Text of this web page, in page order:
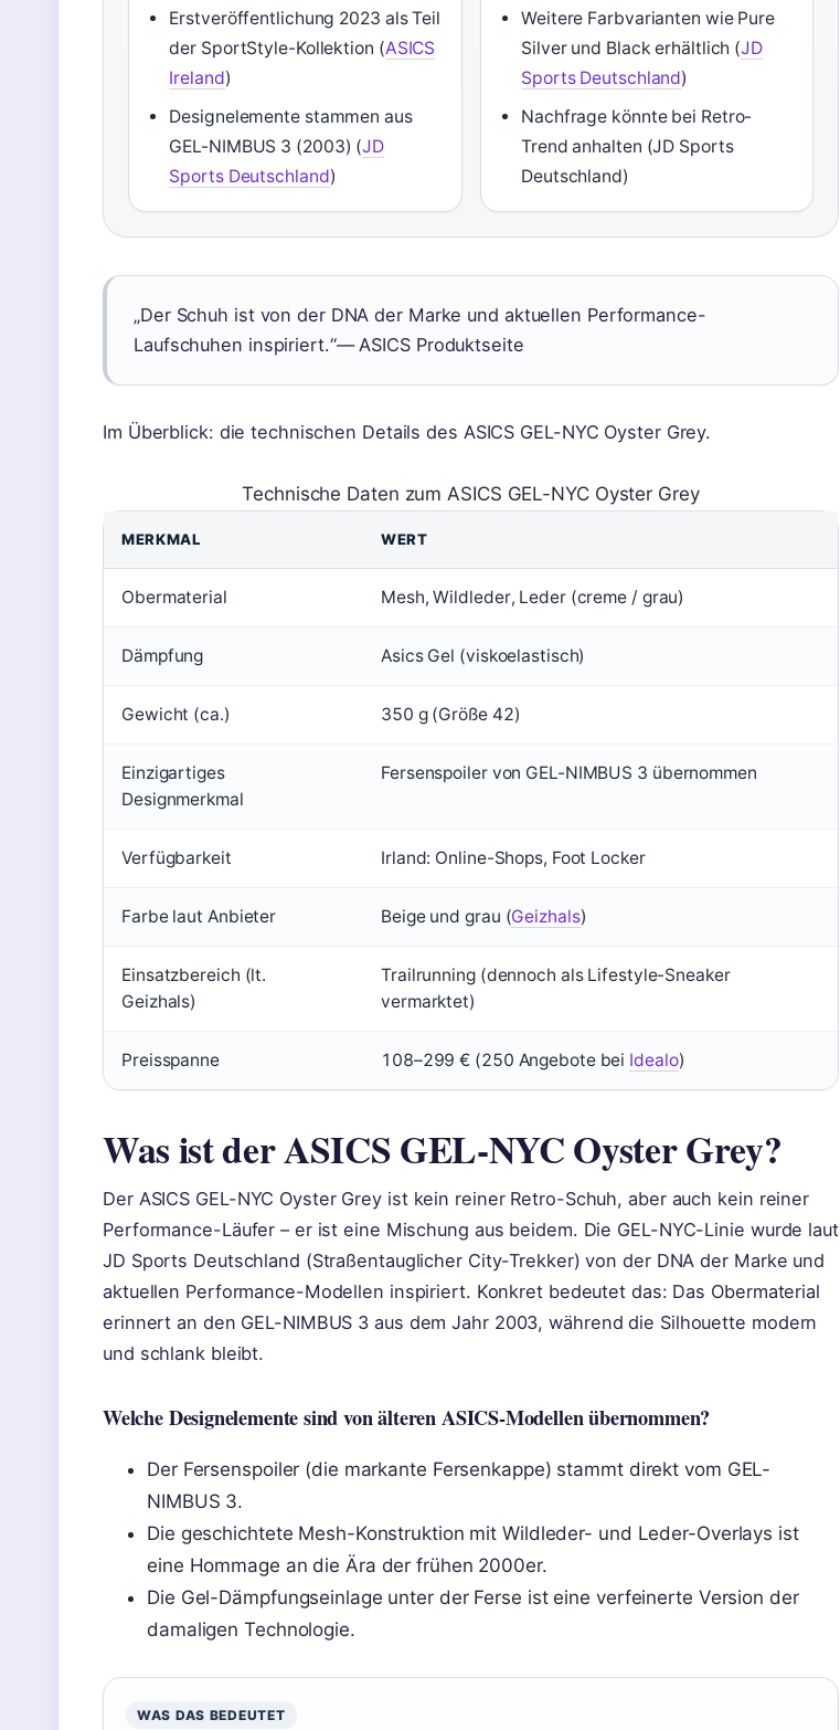
Erstveröffentlichung 2023 als Teil
der SportStyle-Kollektion (ASICS
Ireland)
Designelemente stammen aus
GEL-NIMBUS 3 (2003) (JD
Sports Deutschland)
Weitere Farbvarianten wie Pure
Silver und Black erhältlich (JD
Sports Deutschland)
Nachfrage könnte bei Retro-
Trend anhalten (JD Sports
Deutschland)
„Der Schuh ist von der DNA der Marke und aktuellen Performance-
Laufschuhen inspiriert.“— ASICS Produktseite
Im Überblick: die technischen Details des ASICS GEL-NYC Oyster Grey.
Technische Daten zum ASICS GEL-NYC Oyster Grey
MERKMAL WERT
Obermaterial Mesh, Wildleder, Leder (creme / grau)
Dämpfung Asics Gel (viskoelastisch)
Gewicht (ca.) 350 g (Größe 42)
Einzigartiges
Designmerkmal
Fersenspoiler von GEL-NIMBUS 3 übernommen
Verfügbarkeit Irland: Online-Shops, Foot Locker
Farbe laut Anbieter Beige und grau (Geizhals)
Einsatzbereich (lt.
Geizhals)
Trailrunning (dennoch als Lifestyle-Sneaker
vermarktet)
Preisspanne 108–299 € (250 Angebote bei Idealo)
Was ist der ASICS GEL-NYC Oyster Grey?
Der ASICS GEL-NYC Oyster Grey ist kein reiner Retro-Schuh, aber auch kein reiner
Performance-Läufer – er ist eine Mischung aus beidem. Die GEL-NYC-Linie wurde laut
JD Sports Deutschland (Straßentauglicher City-Trekker) von der DNA der Marke und
aktuellen Performance-Modellen inspiriert. Konkret bedeutet das: Das Obermaterial
erinnert an den GEL-NIMBUS 3 aus dem Jahr 2003, während die Silhouette modern
und schlank bleibt.
Welche Designelemente sind von älteren ASICS-Modellen übernommen?
Der Fersenspoiler (die markante Fersenkappe) stammt direkt vom GEL-
NIMBUS 3.
Die geschichtete Mesh-Konstruktion mit Wildleder- und Leder-Overlays ist
eine Hommage an die Ära der frühen 2000er.
Die Gel-Dämpfungseinlage unter der Ferse ist eine verfeinerte Version der
damaligen Technologie.
WAS DAS BEDEUTET